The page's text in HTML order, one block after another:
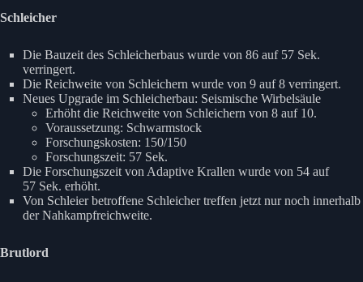
Schleicher
Die Bauzeit des Schleicherbaus wurde von 86 auf 57 Sek.
verringert.
Die Reichweite von Schleichern wurde von 9 auf 8 verringert.
Neues Upgrade im Schleicherbau: Seismische Wirbelsäule
Erhöht die Reichweite von Schleichern von 8 auf 10.
Voraussetzung: Schwarmstock
Forschungskosten: 150/150
Forschungszeit: 57 Sek.
Die Forschungszeit von Adaptive Krallen wurde von 54 auf
57 Sek. erhöht.
Von Schleier betroffene Schleicher treffen jetzt nur noch innerhalb
der Nahkampfreichweite.
Brutlord